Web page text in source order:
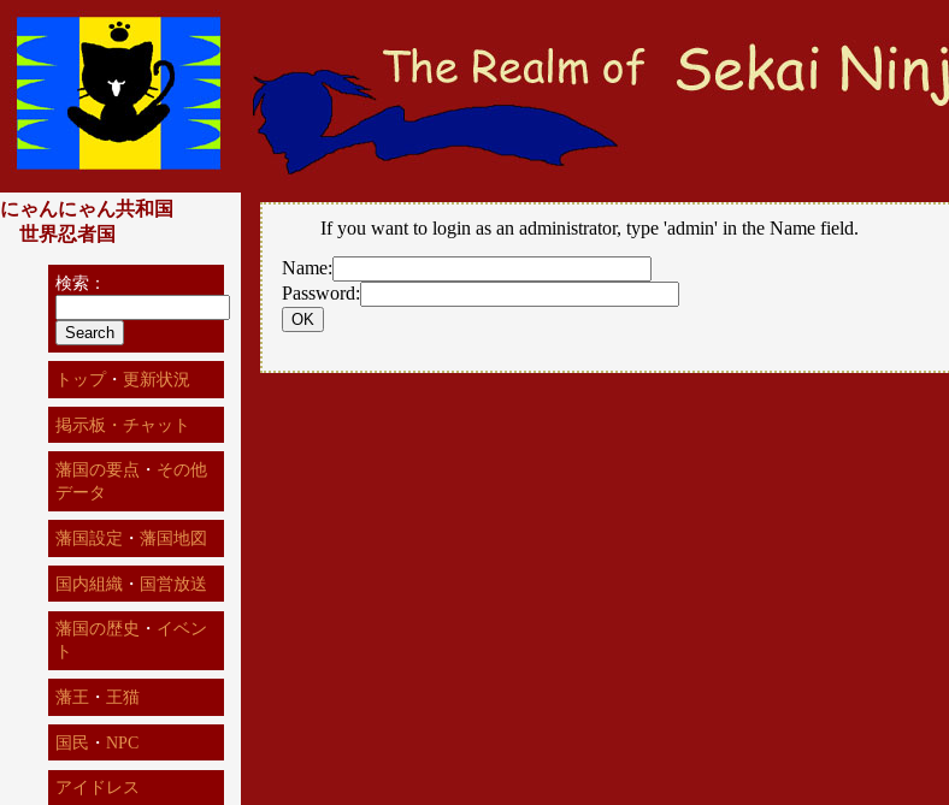
If you want to login as an administrator, type 'admin' in the Name field.
Name:
Password:
にゃんにゃん共和国
世界忍者国
検索：
トップ・ 更新状況
掲示板・チャット
藩国の要点 ・ その他
データ
藩国設定 ・ 藩国地図
国内組織 ・ 国営放送
藩国の歴史 ・ イベン
ト
藩王 ・ 王猫
国民 ・ NPC
アイドレス